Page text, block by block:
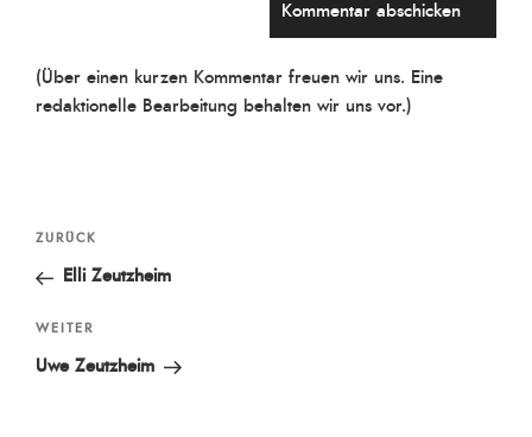
(Über einen kurzen Kommentar freuen wir uns. Eine
redaktionelle Bearbeitung behalten wir uns vor.)
Beitragsnavigation
Vorheriger
Beitrag
ZURÜCK
Elli Zeutzheim
Nächster
Beitrag
WEITER
Uwe Zeutzheim